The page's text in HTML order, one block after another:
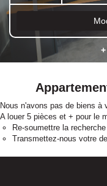
Nous n'avons pas de biens à
A louer 5 pièces et + pour le
Re-soumettre la
Transmettez-nous votre